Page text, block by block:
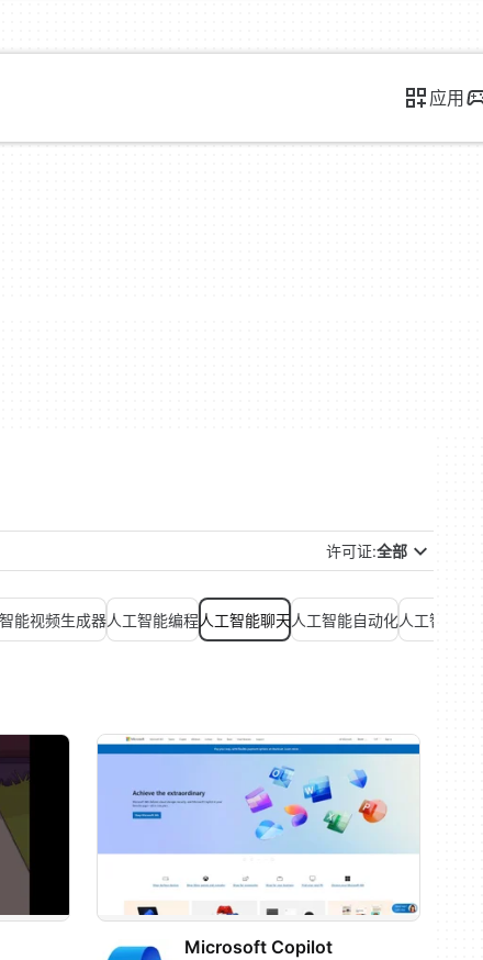
应用
许可证:全部
能视频生成器人工智能编程人工智能聊天人工智能自动化人工智能营销
Microsoft Copilot